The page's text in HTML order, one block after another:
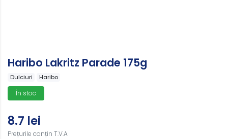
Haribo Lakritz Parade 175g
Dulciuri Haribo
În stoc
8.7 lei
Prețurile conțin T.V.A